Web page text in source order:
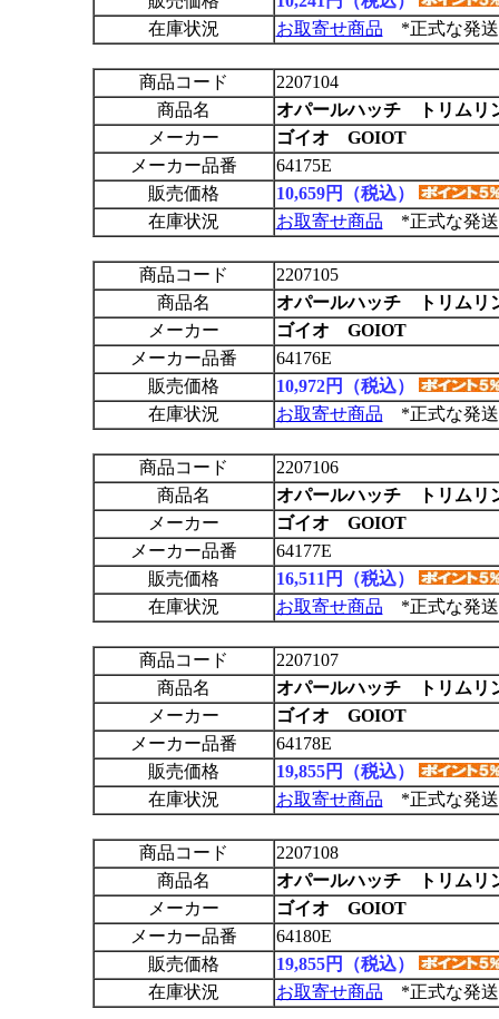
在庫状況
お取寄せ商品 *正式な発送
商品コード
2207104
商品名
オパールハッチ トリムリ
メーカー
ゴイオ GOIOT
メーカー品番
64175E
販売価格
10,659円（税込）
在庫状況
お取寄せ商品 *正式な発送
商品コード
2207105
商品名
オパールハッチ トリムリ
メーカー
ゴイオ GOIOT
メーカー品番
64176E
販売価格
10,972円（税込）
在庫状況
お取寄せ商品 *正式な発送
商品コード
2207106
商品名
オパールハッチ トリムリ
メーカー
ゴイオ GOIOT
メーカー品番
64177E
販売価格
16,511円（税込）
在庫状況
お取寄せ商品 *正式な発送
商品コード
2207107
商品名
オパールハッチ トリムリ
メーカー
ゴイオ GOIOT
メーカー品番
64178E
販売価格
19,855円（税込）
在庫状況
お取寄せ商品 *正式な発送
商品コード
2207108
商品名
オパールハッチ トリムリ
メーカー
ゴイオ GOIOT
メーカー品番
64180E
販売価格
19,855円（税込）
在庫状況
お取寄せ商品 *正式な発送